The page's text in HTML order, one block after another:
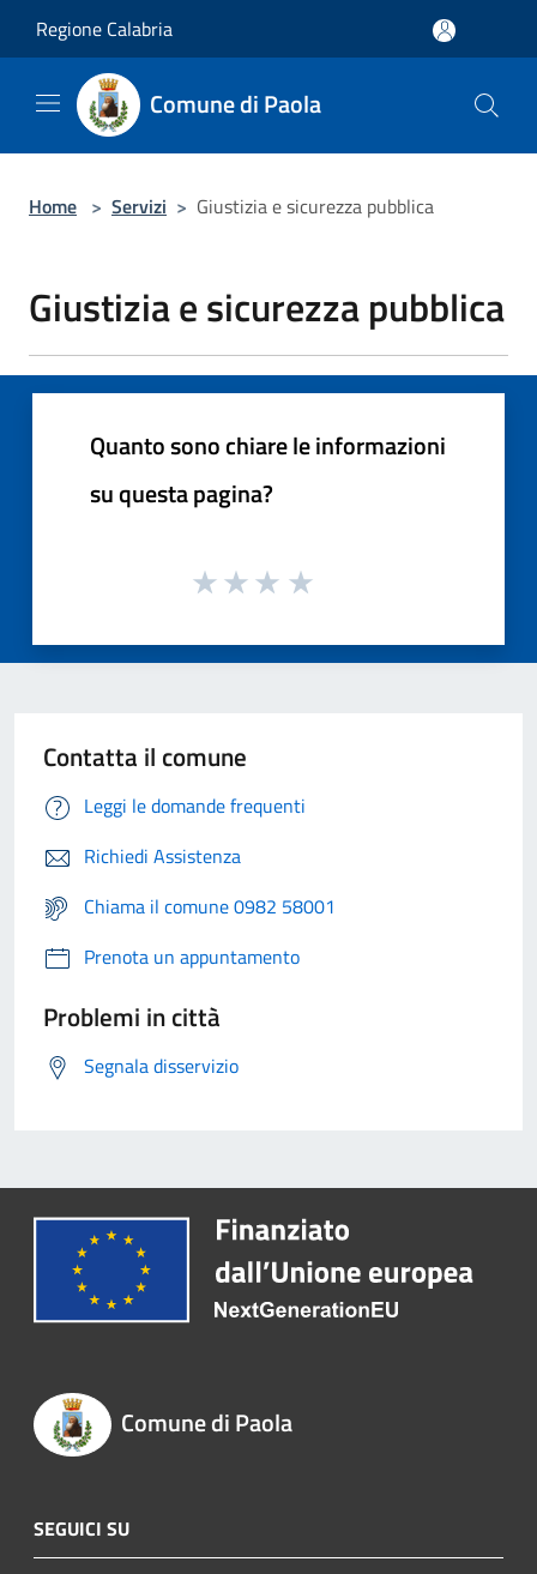
Regione Calabria
Comune di Paola
Home > Servizi > Giustizia e sicurezza pubblica
Giustizia e sicurezza pubblica
Quanto sono chiare le informazioni
su questa pagina?
Contatta il comune
Leggi le domande frequenti
Richiedi Assistenza
Chiama il comune 0982 58001
Prenota un appuntamento
Problemi in città
Segnala disservizio
Comune di Paola
SEGUICI SU